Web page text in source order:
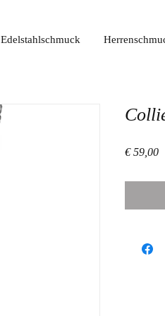
€ 59,00
Edelstahlschmuck